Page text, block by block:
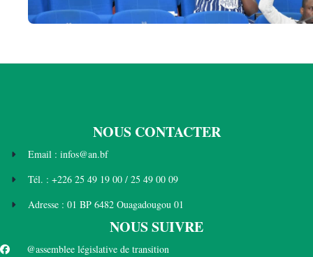
NOUS CONTACTER
Email : infos@an.bf
Tél. : +226 25 49 19 00 / 25 49 00 09
Adresse : 01 BP 6482 Ouagadougou 01
NOUS SUIVRE
@assemblee législative de transition